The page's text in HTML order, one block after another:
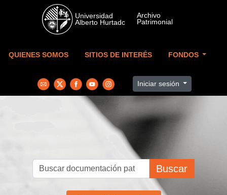
Skip to main content
QUIENES SOMOS SITIOS DE INTERÉS FONDOS
Iniciar sesión
Buscar